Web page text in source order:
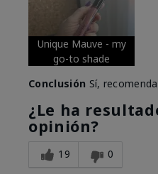
Unique Mauve - my
go-to shade
Conclusión Sí,
¿Le ha
opinión?
19 0